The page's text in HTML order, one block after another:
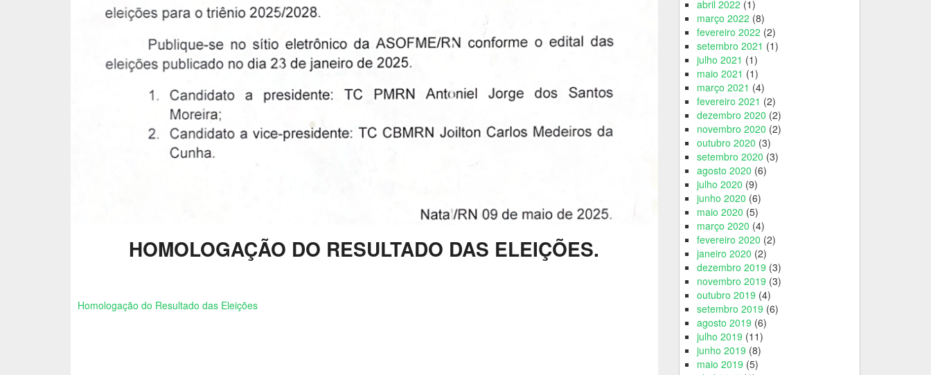
HOMOLOGAÇÃO DO RESULTADO DAS ELEIÇÕES.
Homologação do Resultado das Eleições
abril 2022 (1)
março 2022 (8)
fevereiro 2022 (2)
setembro 2021 (1)
julho 2021 (1)
maio 2021 (1)
março 2021 (4)
fevereiro 2021 (2)
dezembro 2020 (2)
novembro 2020 (2)
outubro 2020 (3)
setembro 2020 (3)
agosto 2020 (6)
julho 2020 (9)
junho 2020 (6)
maio 2020 (5)
março 2020 (4)
fevereiro 2020 (2)
janeiro 2020 (2)
dezembro 2019 (3)
novembro 2019 (3)
outubro 2019 (4)
setembro 2019 (6)
agosto 2019 (6)
julho 2019 (11)
junho 2019 (8)
maio 2019 (5)